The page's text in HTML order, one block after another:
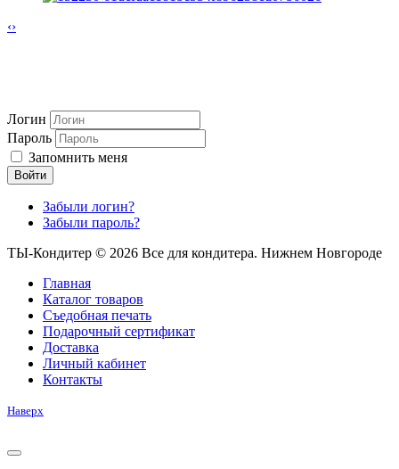
‹›
Логин
Пароль
Запомнить меня
Войти
Забыли логин?
Забыли пароль?
ТЫ-Кондитер © 2026 Все для кондитера. Нижнем Новгороде
Главная
Каталог товаров
Съедобная печать
Подарочный сертификат
Доставка
Личный кабинет
Контакты
Наверх